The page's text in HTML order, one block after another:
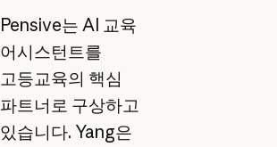
Pensive는 AI 교육
어시스턴트를
고등교육의 핵심
파트너로 구상하고
있습니다. Yang은